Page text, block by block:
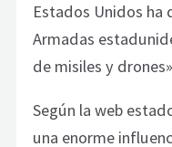
Estados Unidos ha
Armadas
de misiles y
Según la web
una enorme